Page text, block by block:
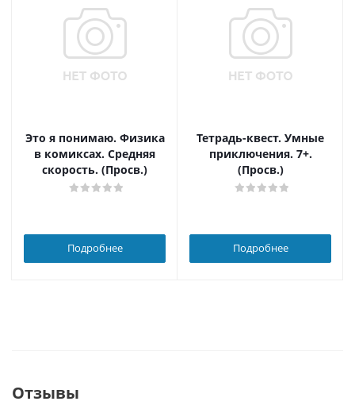
Это я понимаю. Физика
в комиксах. Средняя
скорость. (Просв.)
Подробнее
Тетрадь-квест. Умные
приключения. 7+.
(Просв.)
Подробнее
Отзывы